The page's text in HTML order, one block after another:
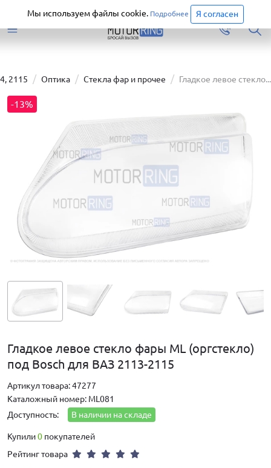
Перейти
2115 Оптика Стекла фар и прочее Гладкое левое стекло...
-13%
Гладкое левое стекло фары ML (оргстекло)
под Bosch для ВАЗ 2113-2115
Артикул товара: 47277
Каталожный номер: ML081
Доступность:
В наличии на складе
Купили0 покупателей
Рейтинг товара
Мы используем файлы cookie. Подробнее Я согласен